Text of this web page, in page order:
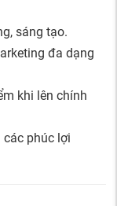
sáng tạo.
đa dạng
khi lên chính
phúc lợi